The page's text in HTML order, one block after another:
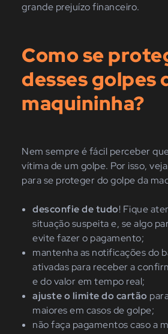
grande prejuízo financeiro.
Como se
desses golpes
maquininha?
Nem sempre é fácil perceber
vítima de um golpe. Por isso,
para se proteger do golpe da
desconfie de tudo! Fique
situação suspeita e, se algo
evite fazer o pagamento;
mantenha as notificações do
ativadas para receber a
e do valor em tempo real;
ajuste o limite do cartão
maiores em casos de golpe;
não faça pagamentos caso a